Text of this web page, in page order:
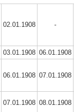
02.01.1908 -
03.01.1908 06.01.1908
06.01.1908 07.01.1908
07.01.1908 08.01.1908